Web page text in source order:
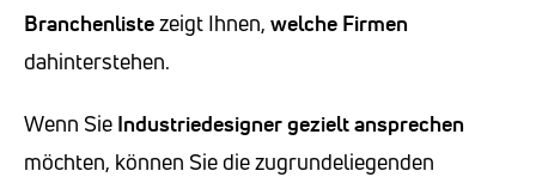
Branchenlistezeigt Ihnen, welche Firmen
dahinterstehen.
Wenn Sie Industriedesignergezielt ansprechen
möchten, können Sie die zugrundeliegenden